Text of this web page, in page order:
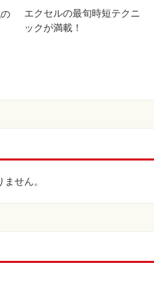
エクセルの最旬時短テクニ
ックが満載！
せん。